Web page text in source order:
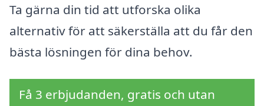
Ta gärna din tid att utforska olika
alternativ för att säkerställa att du får den
bästa lösningen för dina behov.
Få 3 erbjudanden, gratis och utan